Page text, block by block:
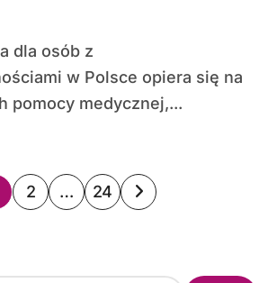
w Polsce opiera się na
pomocy medycznej,...
2 … 24